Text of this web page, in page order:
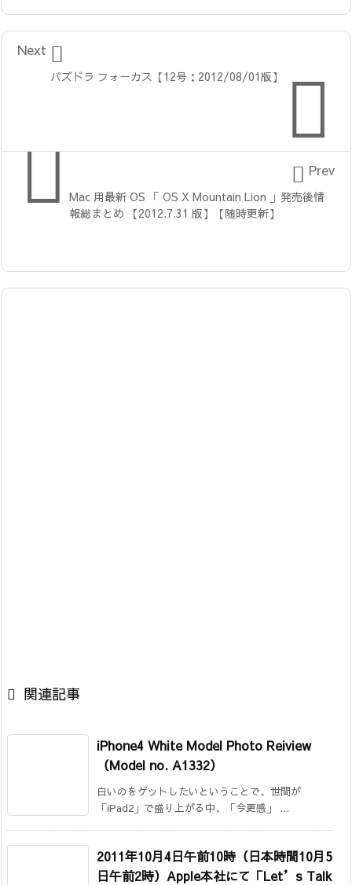

パズドラ フォーカス【12号：2012/08/01版】

Next
Mac 用最新 OS 「 OS X Mountain Lion 」発売後情
報総まとめ 【2012.7.31 版】【随時更新】
 Prev
 関連記事
iPhone4 White Model Photo Reiview
（Model no. A1332）
白いのをゲットしたいということで、世間が
「iPad2」で盛り上がる中、「今更感」 ...
2011年10月4日午前10時（日本時間10月5
日午前2時）Apple本社にて「Let’s Talk